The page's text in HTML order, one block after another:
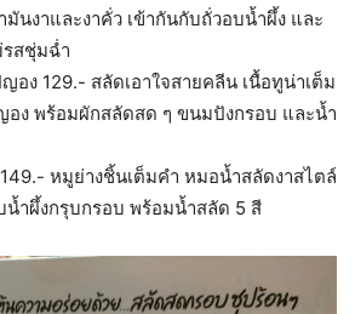
นงาและงาคั่ว เข้ากันกับถั่วอบน้ำผึ้ง และ
สชุ่มฉ่ำ
ง 129.- สลัดเอาใจสายคลีน เนื้อทูน่าเต็ม
ง พร้อมผักสลัดสด ๆ ขนมปังกรอบ และน้ำ
หมูย่างชิ้นเต็มคำ หมอน้ำสลัดงาสไตล์
ำผึ้งกรุบกรอบ พร้อมน้ำสลัด 5 สี